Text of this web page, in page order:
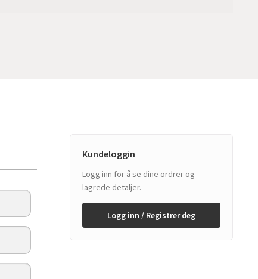
Kundeloggin
Logg inn for å se dine ordrer og
lagrede detaljer.
Logg inn / Registrer deg